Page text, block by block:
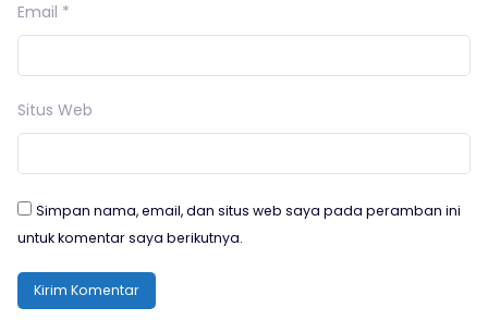
Email *
Situs Web
Simpan nama, email, dan situs web saya pada peramban ini
untuk komentar saya berikutnya.